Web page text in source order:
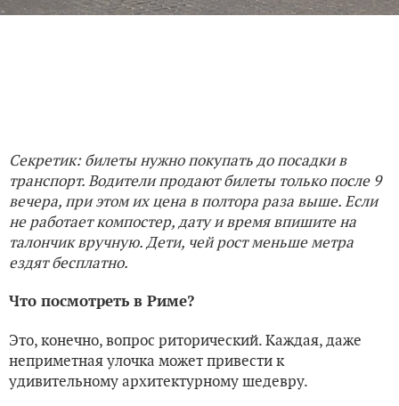
Секретик: билеты нужно покупать до посадки в
транспорт. Водители продают билеты только после 9
вечера, при этом их цена в полтора раза выше. Если
не работает компостер, дату и время впишите на
талончик вручную. Дети, чей рост меньше метра
ездят бесплатно.
Что посмотреть в Риме?
Это, конечно, вопрос риторический. Каждая, даже
неприметная улочка может привести к
удивительному архитектурному шедевру.